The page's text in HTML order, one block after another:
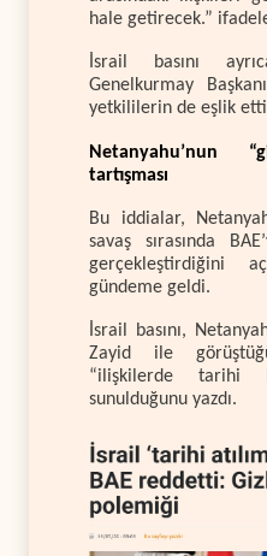
hale getirecek.”
İsrail basını
Genelkurmay
yetkililerin de eşlik
Netanyahu’nun
tartışması
Bu iddialar,
savaş sırasında
gerçekleştirdiğini
gündeme geldi.
İsrail basını,
Zayid ile
“ilişkilerde tarihi
sunulduğunu yazdı.